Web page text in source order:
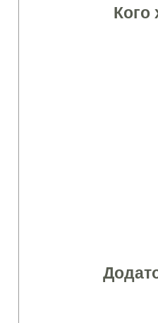
Кого